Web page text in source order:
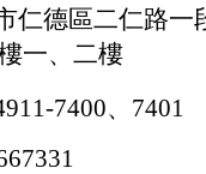
仁德區二仁路一
一、二樓
7400、 7401